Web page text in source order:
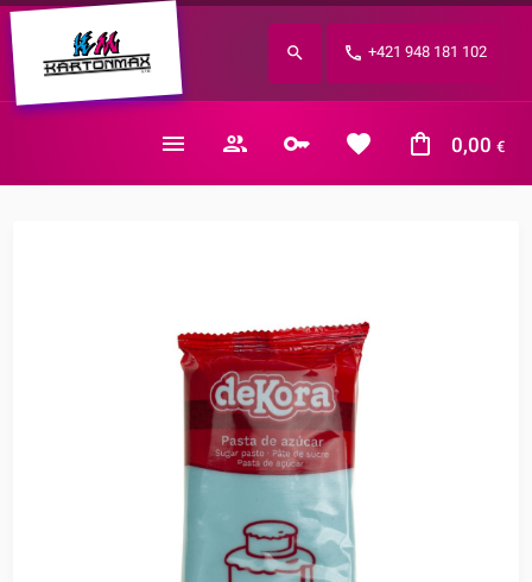
+421 948 181 102
0,00 €
Zabudnuté heslo?
E-mail